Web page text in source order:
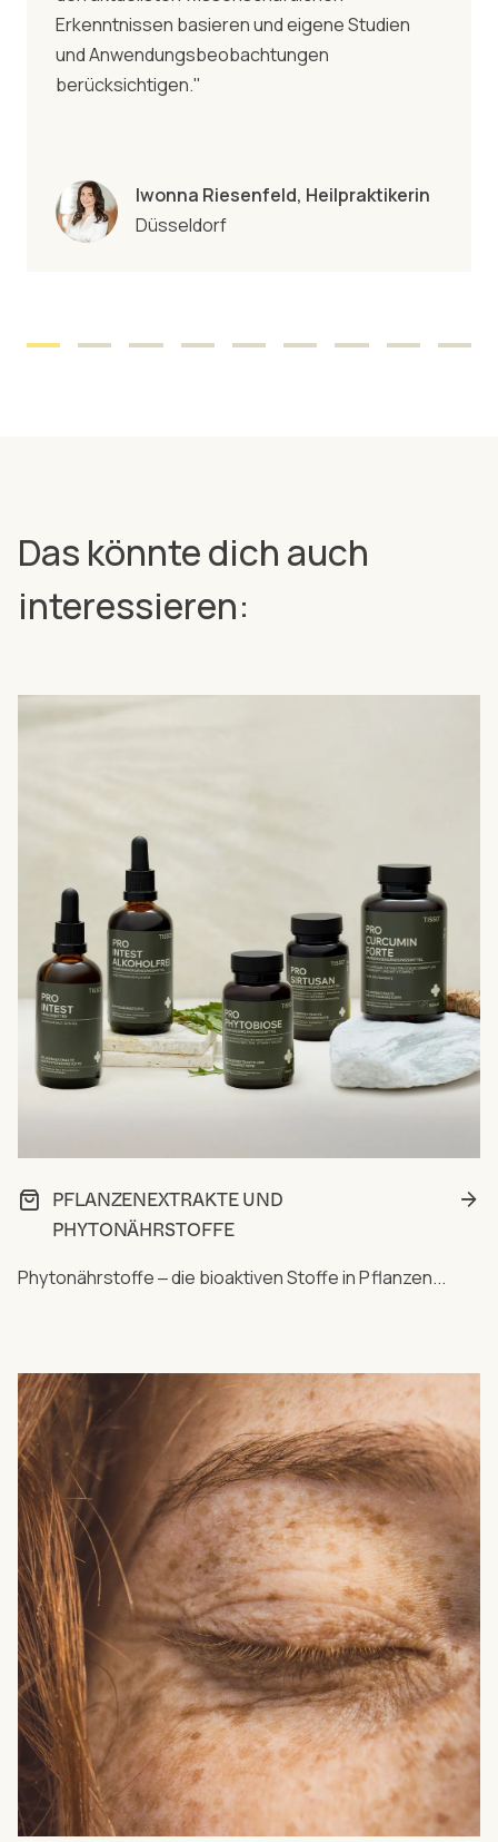
Erkenntnissen basieren und eigene Studien
und Anwendungsbeobachtungen
berücksichtigen."
Iwonna Riesenfeld, Heilpraktikerin
Düsseldorf
Das könnte dich auch
interessieren:
PFLANZENEXTRAKTE UND
PHYTONÄHRSTOFFE
Phytonährstoffe ‒ die bioaktiven Stoffe in Pflanzen...